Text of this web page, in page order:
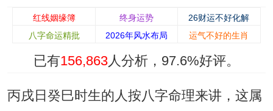
红线姻缘簿 终身运势
26财运不好化解
八字命运精批
2026年风水布局 运气不好的生肖
已有156,863人分析， 97.6%好评。
丙戌日癸巳时生的人按八字命理来讲，这属